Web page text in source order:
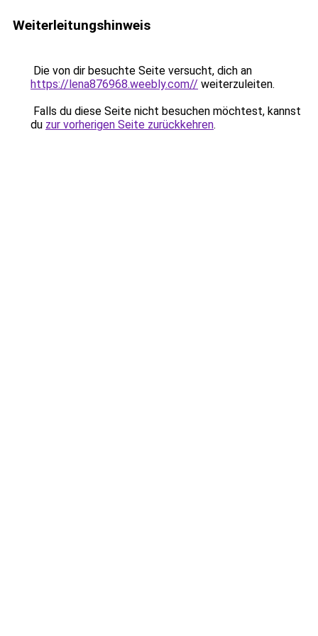
Weiterleitungshinweis
Die von dir besuchte Seite versucht, dich an
https://lena876968.weebly.com// weiterzuleiten.
Falls du diese Seite nicht besuchen möchtest, kannst
du zur vorherigen Seite zurückkehren.